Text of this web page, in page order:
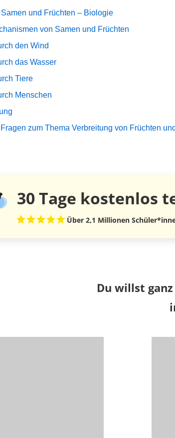
und Früchten – Biologie
von Samen und Früchten
den Wind
das Wasser
Tiere
Menschen
zum Thema Verbreitung von Früchten und
30 Tage kostenlos
Über 2,1 Millionen
Du willst